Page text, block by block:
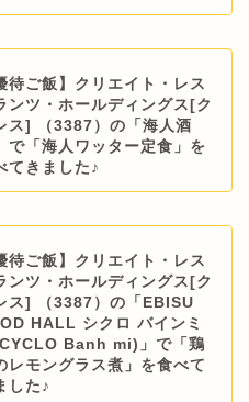
待ご飯】クリエイト・レス
ンツ・ホールディングス[ク
ス] （3387）の「海人酒
で「海人ワッター定食」を
てきました♪
待ご飯】クリエイト・レス
ンツ・ホールディングス[ク
ス] （3387）の「EBISU
HALL シクロ バインミ
Banh mi)」で「鶏
レモングラス煮」を食べて
した♪